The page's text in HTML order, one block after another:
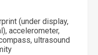
(under display,
accelerometer,
ultrasound